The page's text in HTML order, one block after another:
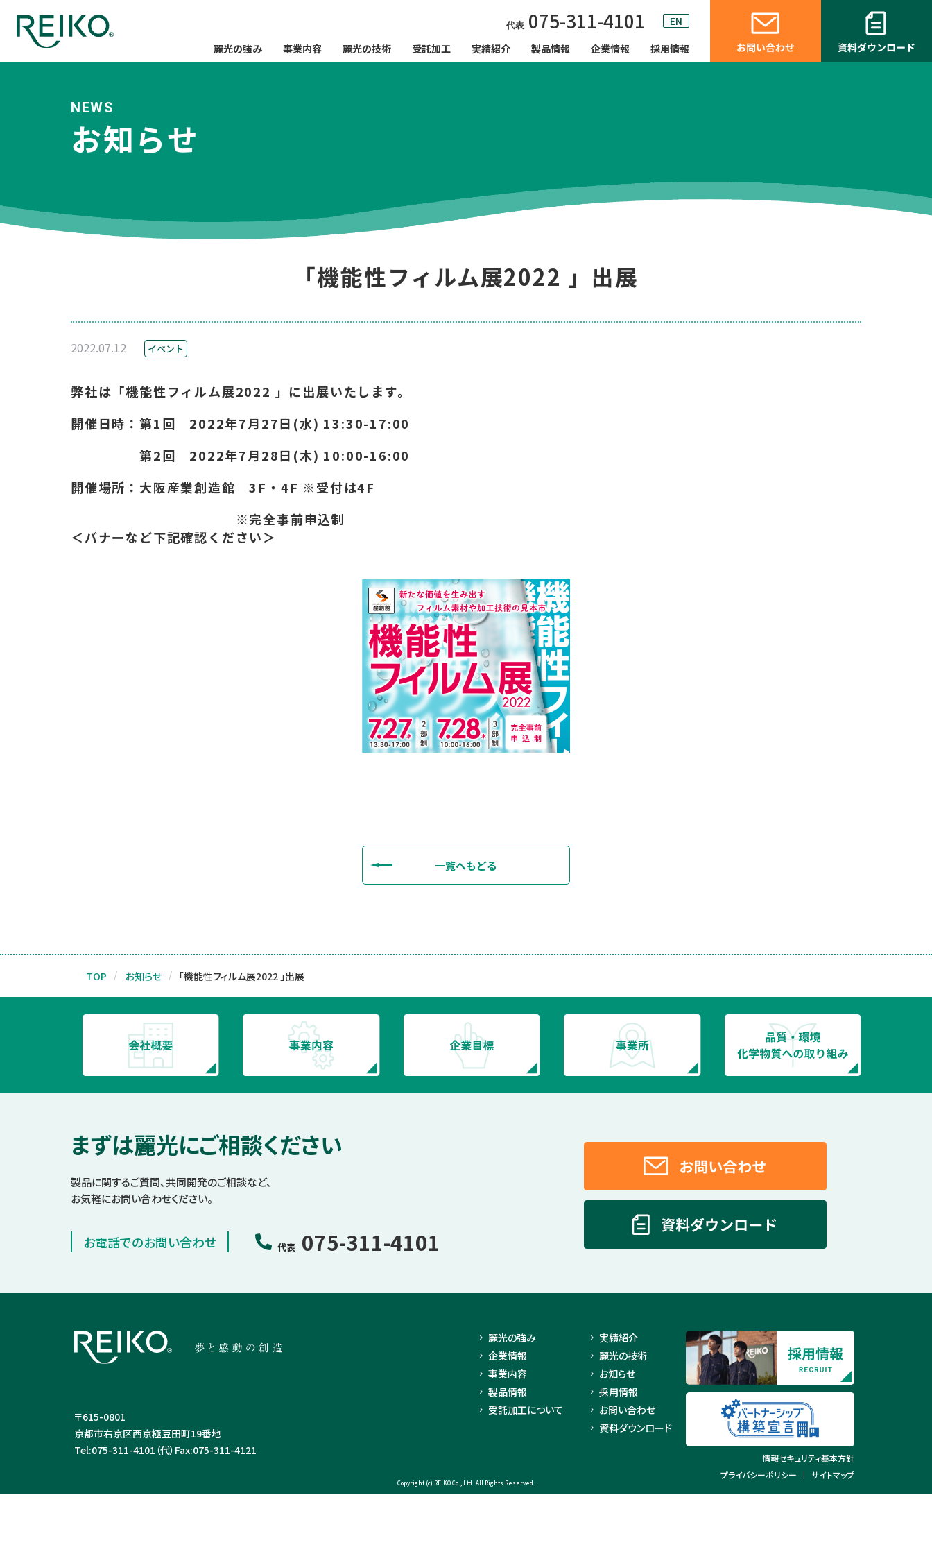
代表 075-311-4101
EN
麗光の強み
事業内容 麗光の技術 受託加工 実績紹介 製品情報 企業情報 採用情報
NEWS
お知らせ
「機能性フィルム展2022 」出展
2022.07.12 イベント
弊社は「機能性フィルム展2022 」に出展いたします。
開催日時：第1回 2022年7月27日(水) 13:30-17:00
第2回 2022年7月28日(木) 10:00-16:00
開催場所：大阪産業創造館 3F・4F ※受付は4F
※完全事前申込制
＜バナーなど下記確認ください＞
一覧へもどる
TOP お知らせ 「機能性フィルム展2022 」出展
まずは麗光にご相談ください
製品に関するご質問、共同開発のご相談など、
お気軽にお問い合わせください。
お電話でのお問い合わせ 代表 075-311-4101
〒615-0801
京都市右京区西京極豆田町19番地
Tel:075-311-4101（代） Fax:075-311-4121
麗光の強み
企業情報
事業内容
製品情報
受託加工について
実績紹介
麗光の技術
お知らせ
採用情報
お問い合わせ
資料ダウンロード
情報セキュリティ基本方針
プライバシーポリシー
サイトマップ
Copyright (c) REIKO Co., Ltd. All Rights Reserved.